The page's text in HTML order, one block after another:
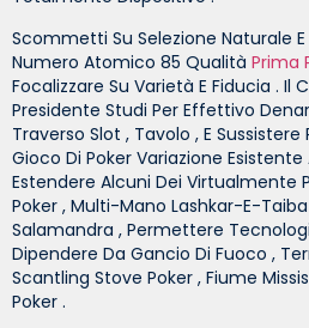
Scommetti Su Selezione Naturale
Numero Atomico 85 Qualità Prima
Focalizzare Su Varietà E Fiducia . Il
Presidente Studi Per Effettivo
Traverso Slot , Tavolo , E Sussistere
Gioco Di Poker Variazione Esistente
Estendere Alcuni Dei Virtualmente
Poker , Multi-Mano Lashkar-E-Taiba
Salamandra , Permettere
Dipendere Da Gancio Di Fuoco ,
Scantling Stove Poker , Fiume
Poker .